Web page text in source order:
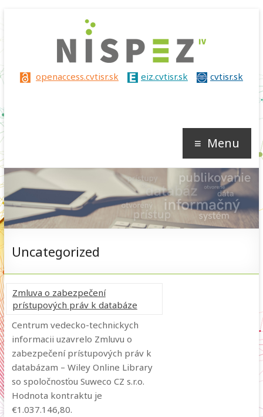
Nispez
openaccess.cvtisr.sk eiz.cvtisr.sk cvtisr.sk
Menu
Uncategorized
Zmluva o zabezpečení
prístupových práv k databáze
Centrum vedecko-technickych
informacii uzavrelo Zmluvu o
zabezpečení prístupových práv k
databázam – Wiley Online Library
so spoločnosťou Suweco CZ s.r.o.
Hodnota kontraktu je
€1.037.146,80.